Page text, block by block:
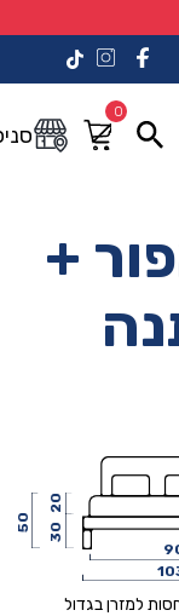
0
+
30
20
50
למזרן בגדול